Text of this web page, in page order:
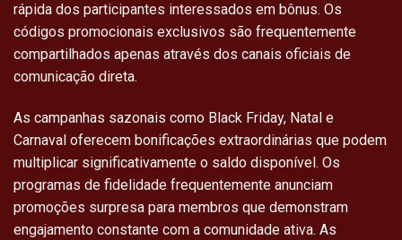
rápida dos participantes interessados em bônus. Os
códigos promocionais exclusivos são frequentemente
compartilhados apenas através dos canais oficiais de
comunicação direta.
As campanhas sazonais como Black Friday, Natal e
Carnaval oferecem bonificações extraordinárias que podem
multiplicar significativamente o saldo disponível. Os
programas de fidelidade frequentemente anunciam
promoções surpresa para membros que demonstram
engajamento constante com a comunidade ativa. As